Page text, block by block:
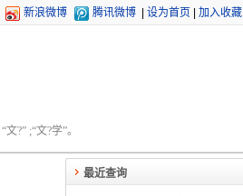
新浪微博 腾讯微博 设为首页 加入收藏
?” ;“文?学”。
最近查询